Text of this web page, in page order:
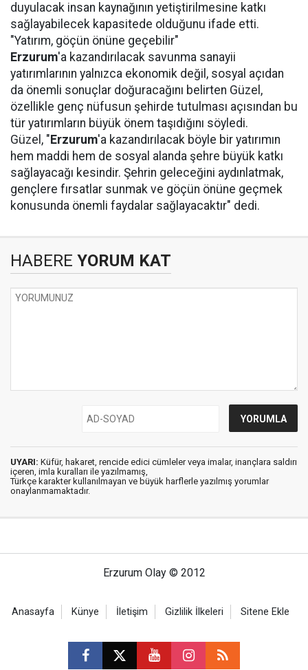
duyulacak insan kaynağının yetiştirilmesine katkı
sağlayabilecek kapasitede olduğunu ifade etti.
"Yatırım, göçün önüne geçebilir"
Erzurum'a kazandırılacak savunma sanayii
yatırımlarının yalnızca ekonomik değil, sosyal açıdan
da önemli sonuçlar doğuracağını belirten Güzel,
özellikle genç nüfusun şehirde tutulması açısından bu
tür yatırımların büyük önem taşıdığını söyledi.
Güzel, " Erzurum'a kazandırılacak böyle bir yatırımın
hem maddi hem de sosyal alanda şehre büyük katkı
sağlayacağı kesindir. Şehrin geleceğini aydınlatmak,
gençlere fırsatlar sunmak ve göçün önüne geçmek
konusunda önemli faydalar sağlayacaktır" dedi.
HABERE YORUM KAT
UYARI: Küfür, hakaret, rencide edici cümleler veya imalar, inançlara saldırı
içeren, imla kuralları ile yazılmamış,
Türkçe karakter kullanılmayan ve büyük harflerle yazılmış yorumlar
onaylanmamaktadır.
Erzurum Olay © 2012
Anasayfa Künye İletişim Gizlilik İlkeleri Sitene Ekle